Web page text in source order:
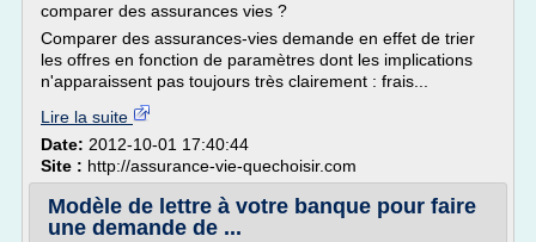
comparer des assurances vies ?
Comparer des assurances-vies demande en effet de trier
les offres en fonction de paramètres dont les implications
n'apparaissent pas toujours très clairement : frais...
Lire la suite
Date: 2012-10-01 17:40:44
Site : http://assurance-vie-quechoisir.com
Modèle de lettre à votre banque pour faire
une demande de ...